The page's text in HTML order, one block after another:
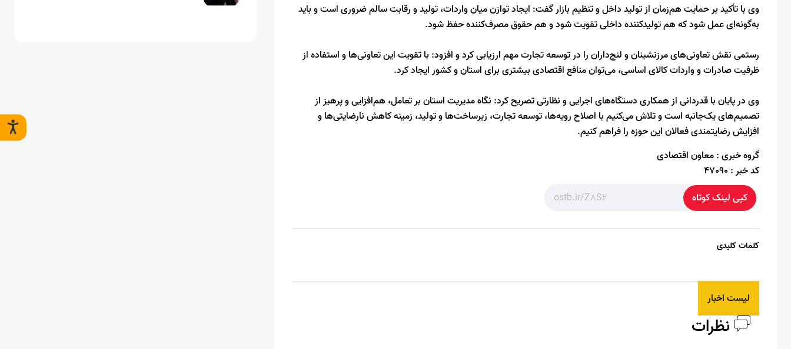
وی با تأکید بر حمایت هم‌زمان از تولید داخل و تنظیم بازار گفت: ایجاد توازن میان واردات، تولید و رقابت سالم ضروری است و باید
به‌گونه‌ای عمل شود که هم تولیدکننده داخلی تقویت شود و هم حقوق مصرف‌کننده حفظ شود.
رستمی نقش تعاونی‌های مرزنشینان و لنج‌داران را در توسعه تجارت مهم ارزیابی کرد و افزود: با تقویت این تعاونی‌ها و استفاده از
ظرفیت صادرات و واردات کالای اساسی، می‌توان منافع اقتصادی بیشتری برای استان و کشور ایجاد کرد.
وی در پایان با قدردانی از همکاری دستگاه‌های اجرایی و نظارتی تصریح کرد: نگاه مدیریت استان بر تعامل، هم‌افزایی و پرهیز از
تصمیم‌های یک‌جانبه است و تلاش می‌کنیم با اصلاح رویه‌ها، توسعه تجارت، زیرساخت‌ها و تولید، زمینه کاهش نارضایتی‌ها و
افزایش رضایتمندی فعالان این حوزه را فراهم کنیم.
گروه خبری :معاون اقتصادی
کد خبر : 47090
کپی لینک کوتاه
کلمات کلیدی
لیست اخبار
نظرات